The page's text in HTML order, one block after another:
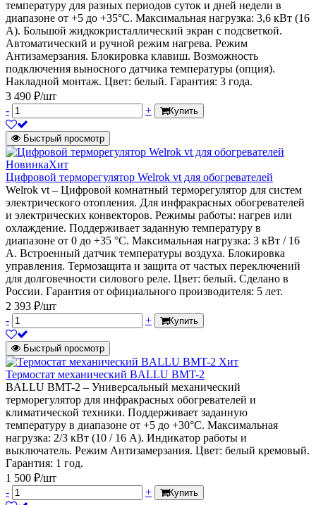
температуру для разных периодов суток и дней недели в
диапазоне от +5 до +35°С. Максимальная нагрузка: 3,6 кВт (16
А). Большой жидкокристаллический экран с подсветкой.
Автоматический и ручной режим нагрева. Режим
Антизамерзания. Блокировка клавиш. Возможность
подключения выносного датчика температуры (опция).
Накладной монтаж. Цвет: белый. Гарантия: 3 года.
3 490 ₽/шт
-
+ Купить
Быстрый просмотр
НовинкаХит
Цифровой терморегулятор Welrok vt для обогревателей
Welrok vt – Цифровой комнатный терморегулятор для систем
электрического отопления. Для инфракрасных обогревателей
и электрических конвекторов. Режимы работы: нагрев или
охлаждение. Поддерживает заданную температуру в
диапазоне от 0 до +35 °С. Максимальная нагрузка: 3 кВт / 16
А. Встроенный датчик температуры воздуха. Блокировка
управления. Термозащита и защита от частых переключений
для долговечности силового реле. Цвет: белый. Сделано в
России. Гарантия от официального производителя: 5 лет.
2 393 ₽/шт
-
+ Купить
Быстрый просмотр
Хит
Термостат механический BALLU BMT-2
BALLU BMT-2 – Универсальный механический
терморегулятор для инфракрасных обогревателей и
климатической техники. Поддерживает заданную
температуру в диапазоне от +5 до +30°С. Максимальная
нагрузка: 2/3 кВт (10 / 16 А). Индикатор работы и
выключатель. Режим Антизамерзания. Цвет: белый кремовый.
Гарантия: 1 год.
1 500 ₽/шт
-
+ Купить